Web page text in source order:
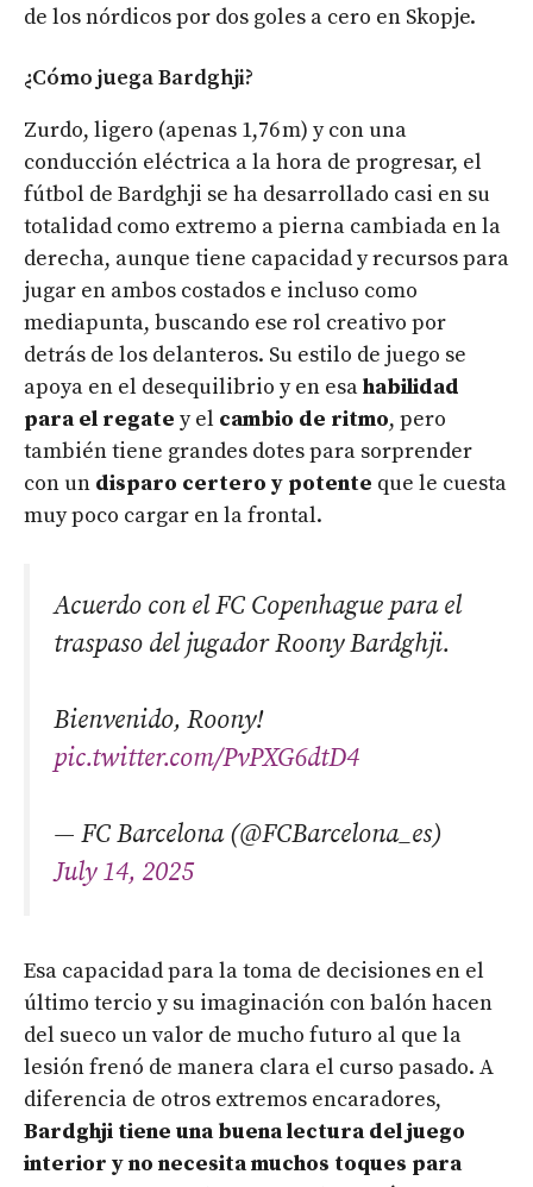
de los nórdicos por dos goles a cero en Skopje.
¿Cómo juega Bardghji?
Zurdo, ligero (apenas 1,76 m) y con una
conducción eléctrica a la hora de progresar, el
fútbol de Bardghji se ha desarrollado casi en su
totalidad como extremo a pierna cambiada en la
derecha, aunque tiene capacidad y recursos para
jugar en ambos costados e incluso como
mediapunta, buscando ese rol creativo por
detrás de los delanteros. Su estilo de juego se
apoya en el desequilibrio y en esahabilidad
para el regate y el cambio de ritmo, pero
también tiene grandes dotes para sorprender
con un disparo certero y potente que le cuesta
muy poco cargar en la frontal.
Acuerdo con el FC Copenhague para el
traspaso del jugador Roony Bardghji.
Bienvenido, Roony!
pic.twitter.com/PvPXG6dtD4
— FC Barcelona (@FCBarcelona_es)
July 14, 2025
Esa capacidad para la toma de decisiones en el
último tercio y su imaginación con balón hacen
del sueco un valor de mucho futuro al que la
lesión frenó de manera clara el curso pasado. A
diferencia de otros extremos encaradores,
Bardghji tiene una buena lectura del juego
interior y no necesita muchos toques para